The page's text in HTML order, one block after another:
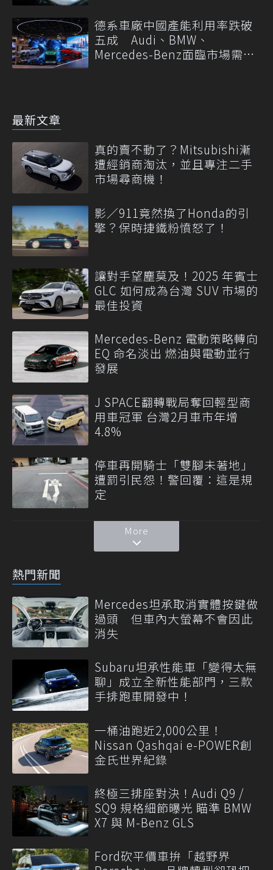
德系車廠中國產能利用率跌破
五成 Audi、BMW、
Mercedes-Benz面臨市場需求
最新文章
真的賣不動了？Mitsubishi漸
遭經銷商淘汰，並且專注二手
市場尋商機！
影／911竟然換了Honda的引
擎？保時捷鐵粉憤怒了！
讓對手望塵莫及！2025 年賓士
GLC 如何成為台灣 SUV 市場的
最佳投資
Mercedes-Benz 電動策略轉向
EQ 命名淡出 燃油與電動並行
發展
J SPACE翻轉戰局奪回輕型商
用車冠軍 台灣2月車市年增
4.8%
停車再開騎士「雙腳未著地」
遭罰引民怨！警回覆：這是規
定
More
熱門新聞
Mercedes坦承取消實體按鍵做
過頭 但車內大螢幕不會因此
消失
Subaru坦承性能車「變得太無
聊」成立全新性能部門，三款
手排跑車開發中！
一桶油跑近2,000公里！
Nissan Qashqai e-POWER創
金氏世界紀錄
終極三排座對決！Audi Q9 /
SQ9 規格細節曝光 瞄準 BMW
X7 與 M-Benz GLS
Ford砍平價車拚「越野界